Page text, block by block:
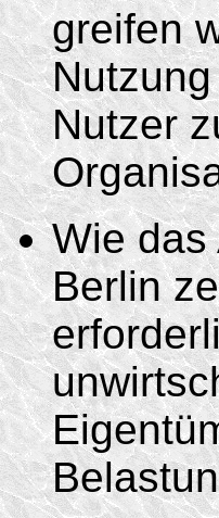
greifen
Nutzer
Wie das
Berlin